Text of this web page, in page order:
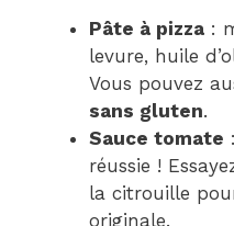
Pâte à pizza :
levure, huile
Vous pouvez
sans gluten.
Sauce tomate
réussie !
la citrouille
originale.